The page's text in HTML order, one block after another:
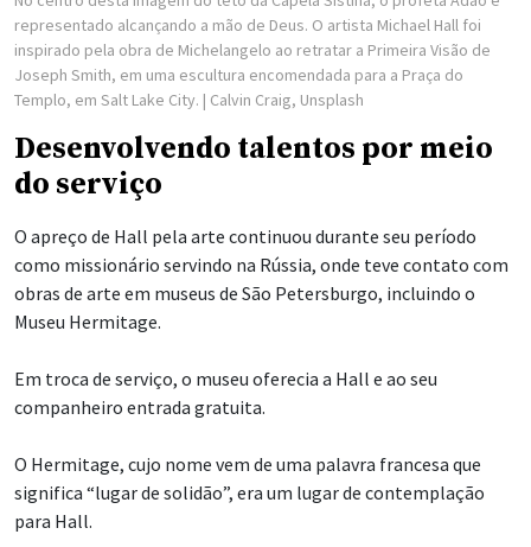
representado alcançando a mão de Deus. O artista Michael Hall foi
inspirado pela obra de Michelangelo ao retratar a Primeira Visão de
Joseph Smith, em uma escultura encomendada para a Praça do
Templo, em Salt Lake City. | Calvin Craig, Unsplash
Desenvolvendo talentos por meio
do serviço
O apreço de Hall pela arte continuou durante seu período
como missionário servindo na Rússia, onde teve contato com
obras de arte em museus de São Petersburgo, incluindo o
Museu Hermitage.
Em troca de serviço, o museu oferecia a Hall e ao seu
companheiro entrada gratuita.
O Hermitage, cujo nome vem de uma palavra francesa que
significa “lugar de solidão”, era um lugar de contemplação
para Hall.